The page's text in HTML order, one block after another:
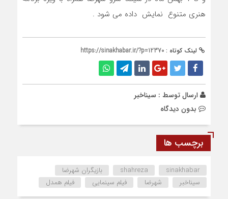
هنری متنوع نمایش داده می شود .
لینک کوتاه : https://sinakhabar.ir/?p=12370
ارسال توسط : سیناخبر
بدون دیدگاه
برچسب ها
shahreza sinakhabar
بازیگران شهرضا
سیناخبر
شهرضا فیلم سینمایی فیلم همدل